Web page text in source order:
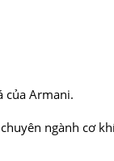
của Armani.
ngành cơ